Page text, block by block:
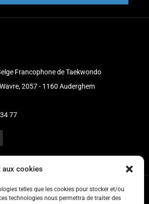
aux cookies
telles que les cookies pour stocker et/ou
technologies nous permettra de traiter des
Francophone de Taekwondo
2057 - 1160 Auderghem
77